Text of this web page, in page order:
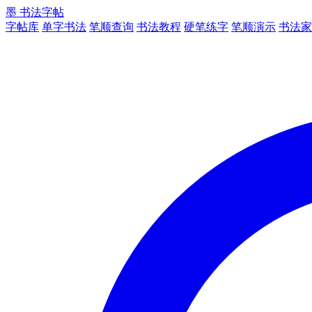
墨 书法字帖
字帖库 单字书法 笔顺查询 书法教程 硬笔练字 笔顺演示 书法家